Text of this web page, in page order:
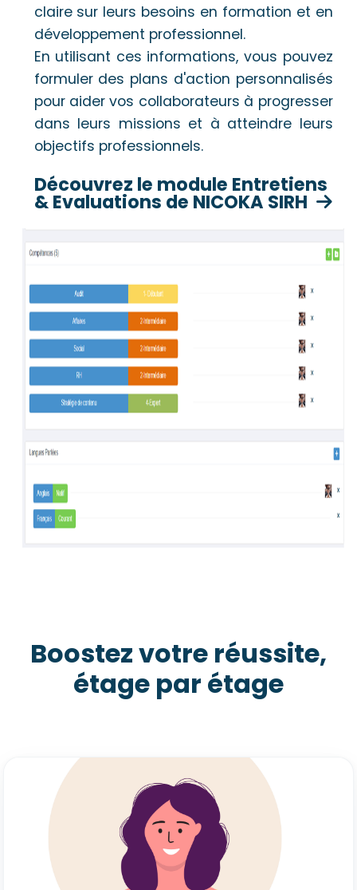
claire sur leurs besoins en formation et en
développement professionnel.
En utilisant ces informations, vous pouvez
formuler des plans d'action personnalisés
pour aider vos collaborateurs à progresser
dans leurs missions et à atteindre leurs
objectifs professionnels.
Découvrez le module Entretiens
& Evaluations de NICOKA SIRH
Boostez votre réussite,
étage par étage